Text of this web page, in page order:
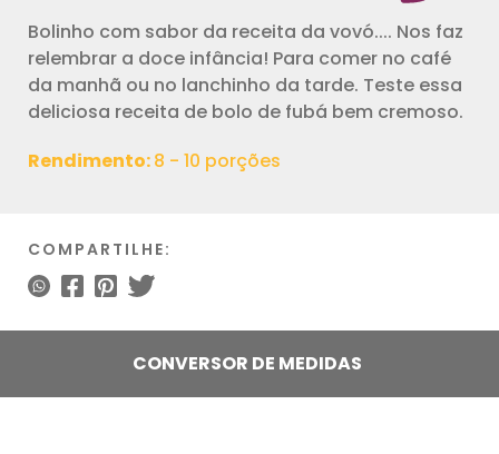
Bolinho com sabor da receita da vovó.... Nos faz
relembrar a doce infância! Para comer no café
da manhã ou no lanchinho da tarde. Teste essa
deliciosa receita de bolo de fubá bem cremoso.
Rendimento:8 - 10 porções
COMPARTILHE:
CONVERSOR DE MEDIDAS